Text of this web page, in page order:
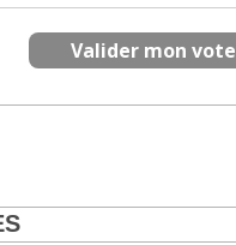
Valider mon vote